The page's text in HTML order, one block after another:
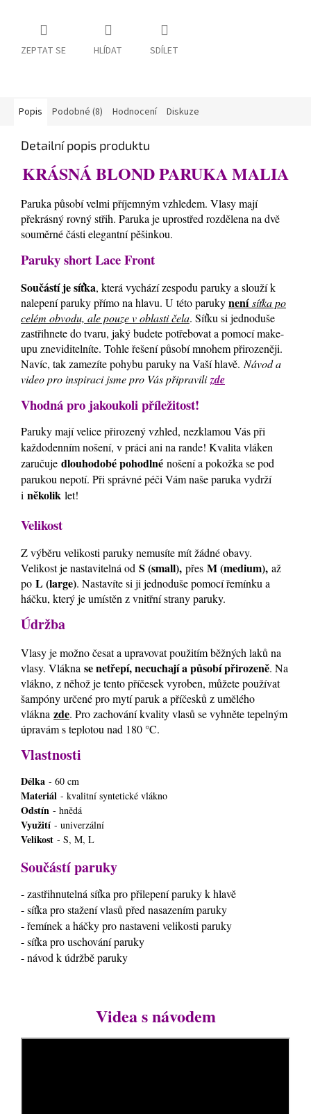
ZEPTAT SE HLÍDAT SDÍLET
Popis Podobné (8) Hodnocení Diskuze
Detailní popis produktu
KRÁSNÁ BLOND PARUKA MALIA
Paruka působí velmi příjemným vzhledem. Vlasy mají
překrásný rovný střih. Paruka je uprostřed rozdělena na dvě
souměrné části elegantní pěšinkou.
Paruky short Lace Front
Součástí je síťka, která vychází zespodu paruky a slouží k
nalepení paruky přímo na hlavu. U této parukynení síťka po
celém obvodu, ale pouze v oblasti čela. Síťku si jednoduše
zastřihnete do tvaru, jaký budete potřebovat a pomocí make-
upu zneviditelníte. Tohle řešení působí mnohem přirozeněji.
Navíc, tak zamezíte pohybu paruky na Vaší hlavě. Návod a
video pro inspiraci jsme pro Vás připravilizde
Vhodná pro jakoukoli příležitost!
Paruky mají velice přirozený vzhled, nezklamou Vás při
každodenním nošení, v práci ani na rande! Kvalita vláken
zaručuje dlouhodobé pohodlné nošení a pokožka se pod
parukou nepotí. Při správné péči Vám naše paruka vydrží
i několik let!
Velikost
Z výběru velikosti paruky nemusíte mít žádné obavy.
Velikost je nastavitelná od S (small), přes M (medium), až
po L (large). Nastavíte si ji jednoduše pomocí řemínku a
háčku, který je umístěn z vnitřní strany paruky.
Údržba
Vlasy je možno česat a upravovat použitím běžných laků na
vlasy. Vlákna se netřepí, necuchají a působí přirozeně. Na
vlákno, z něhož je tento příčesek vyroben, můžete používat
šampóny určené pro mytí paruk a příčesků z umělého
vlákna zde. Pro zachování kvality vlasů se vyhněte tepelným
úpravám s teplotou nad 180 °C.
Vlastnosti
Délka - 60 cm
Materiál - kvalitní syntetické vlákno
Odstín - hnědá
Využití - univerzální
Velikost - S, M, L
Součástí paruky
- zastřihnutelná síťka pro přilepení paruky k hlavě
- síťka pro stažení vlasů před nasazením paruky
- řemínek a háčky pro nastaveni velikosti paruky
- síťka pro uschování paruky
- návod k údržbě paruky
Videa s návodem